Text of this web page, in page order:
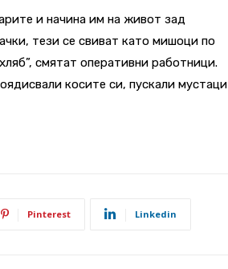
и начина им на живот зад
тези се свиват като мишоци по
смятат оперативни работници.
косите си, пускали мустаци
Pinterest Linkedin